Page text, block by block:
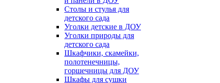
Столы и стулья для
детского сада
Уголки детские в ДОУ
Уголки природы для
детского сада
Шкафчики, скамейки,
полотенечницы,
горшечницы для ДОУ
Шкафы для сушки